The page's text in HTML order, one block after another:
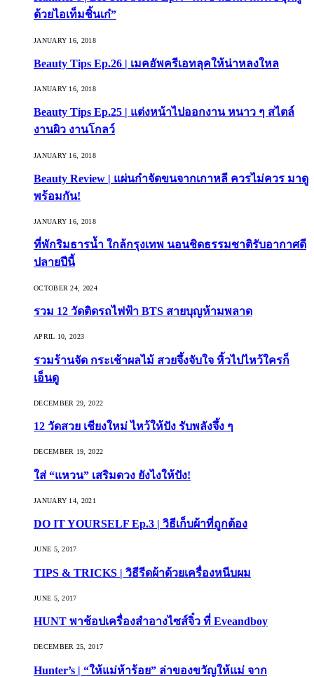
ด้วยไอเท็มชิ้นเก๋”
JANUARY 16, 2018
Beauty Tips Ep.26 | เมคอัพครีเอทลุคให้น่าหลงใหล
JANUARY 16, 2018
Beauty Tips Ep.25 | แต่งหน้าไปออกงาน หนาว ๆ สไตล์
งานผิว งานโกลว์
JANUARY 16, 2018
Beauty Review | แผ่นกำจัดขนจากเกาหลี ควรไม่ควร มาดู
พร้อมกัน!
JANUARY 16, 2018
ที่พักริมธารน้ำ ใกล้กรุงเทพ นอนชิดธรรมชาติรับอากาศดี
ปลายปีนี้
OCTOBER 24, 2024
รวม 12 วัดติดรถไฟฟ้า BTS สายบุญห้ามพลาด
APRIL 10, 2023
รวมร้านจัด กระเช้าผลไม้ สวยจึ้งจับใจ หิ้วไปไหว้ใครก็
เอ็นดู
DECEMBER 29, 2022
12 วัดสวย เชียงใหม่ ไหว้ให้ปัง รับพลังจึ้ง ๆ
DECEMBER 19, 2022
ใส่ “แหวน” เสริมดวง ยังไงให้ปัง!
JANUARY 14, 2021
DO IT YOURSELF Ep.3 | วิธีเก็บผ้าที่ถูกต้อง
JUNE 5, 2017
TIPS & TRICKS | วิธีรีดผ้าด้วยเครื่องหนีบผม
JUNE 5, 2017
HUNT พาช้อปเครื่องสำอางไซส์จิ๋ว ที่ Eveandboy
DECEMBER 25, 2017
Hunter’s | “ให้แม่ห้าร้อย” ล่าของขวัญให้แม่ จาก